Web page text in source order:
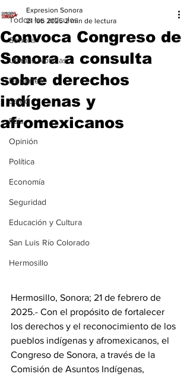
Todos los articulos
Sonora
Ultimas Noticias
Deportes
Salud
País
Opinión
Política
Economía
Seguridad
Educación y Cultura
San Luis Río Colorado
Hermosillo
Convoca Congreso de
Sonora a consulta
sobre derechos
indígenas y
afromexicanos
Expresion Sonora
21 feb 2025 2 min de lectura
Hermosillo, Sonora; 21 de febrero de
2025.- Con el propósito de fortalecer
los derechos y el reconocimiento de los
pueblos indígenas y afromexicanos, el
Congreso de Sonora, a través de la
Comisión de Asuntos Indígenas,